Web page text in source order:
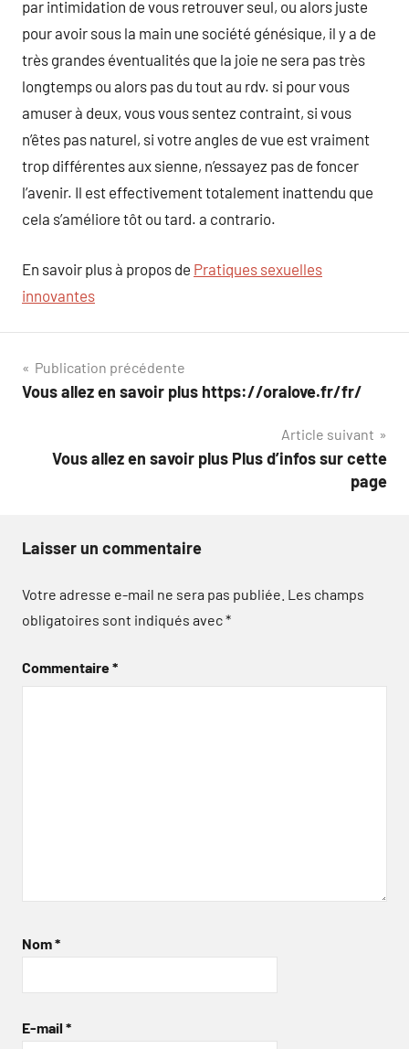
par intimidation de vous retrouver seul, ou alors juste
pour avoir sous la main une société génésique, il y a de
très grandes éventualités que la joie ne sera pas très
longtemps ou alors pas du tout au rdv. si pour vous
amuser à deux, vous vous sentez contraint, si vous
n’êtes pas naturel, si votre angles de vue est vraiment
trop différentes aux sienne, n’essayez pas de foncer
l’avenir. Il est effectivement totalement inattendu que
cela s’améliore tôt ou tard. a contrario.
En savoir plus à propos de Pratiques sexuelles
innovantes
Navigation
de
Publication précédente
Vous allez en savoir plus https://oralove.fr/fr/
Article suivant
Vous allez en savoir plus Plus d’infos sur cette
page
Laisser un commentaire
Votre adresse e-mail ne sera pas publiée. Les champs
obligatoires sont indiqués avec*
Commentaire*
Nom*
E-mail *